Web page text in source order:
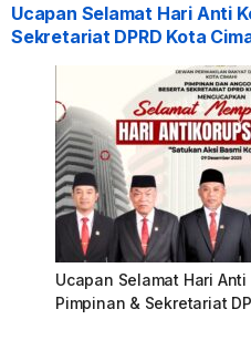
Ucapan Selamat Hari Anti
Sekretariat DPRD Kota
Ucapan Selamat Hari
Pimpinan & Sekretariat